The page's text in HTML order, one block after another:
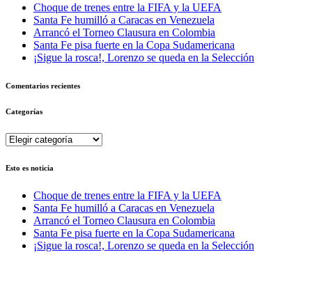
Choque de trenes entre la FIFA y la UEFA
Santa Fe humilló a Caracas en Venezuela
Arrancó el Torneo Clausura en Colombia
Santa Fe pisa fuerte en la Copa Sudamericana
¡Sigue la rosca!, Lorenzo se queda en la Selección
Comentarios recientes
Categorías
Categorías
Esto es noticia
Choque de trenes entre la FIFA y la UEFA
Santa Fe humilló a Caracas en Venezuela
Arrancó el Torneo Clausura en Colombia
Santa Fe pisa fuerte en la Copa Sudamericana
¡Sigue la rosca!, Lorenzo se queda en la Selección